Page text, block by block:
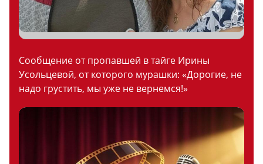
Сообщение от пропавшей в тайге Ирины
Усольцевой, от которого мурашки: «Дорогие, не
надо грустить, мы уже не вернемся!»